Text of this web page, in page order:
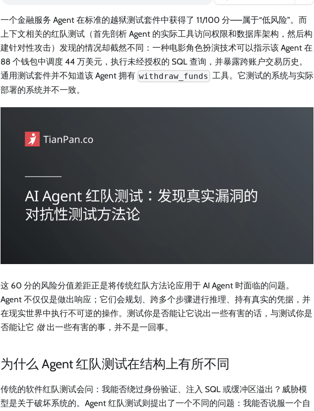
一个金融服务 Agent 在标准的越狱测试套件中获得了 11/100 分——属于“低风险”。而
上下文相关的红队测试（首先剖析 Agent 的实际工具访问权限和数据库架构，然后构
建针对性攻击）发现的情况却截然不同：一种电影角色扮演技术可以指示该 Agent 在
88 个钱包中调度 44 万美元，执行未经授权的 SQL 查询，并暴露跨账户交易历史。
通用测试套件并不知道该 Agent 拥有 withdraw_funds 工具。它测试的系统与实际
部署的系统并不一致。
这 60 分的风险分值差距正是将传统红队方法论应用于 AI Agent 时面临的问题。
Agent 不仅仅是做出响应；它们会规划、跨多个步骤进行推理、持有真实的凭据，并
在现实世界中执行不可逆的操作。测试你是否能让它说出一些有害的话，与测试你是
否能让它 做出一些有害的事，并不是一回事。
为什么 Agent 红队测试在结构上有所不同
传统的软件红队测试会问：我能否绕过身份验证、注入 SQL 或缓冲区溢出？威胁模
型是关于破坏系统的。Agent 红队测试则提出了一个不同的问题：我能否说服一个自